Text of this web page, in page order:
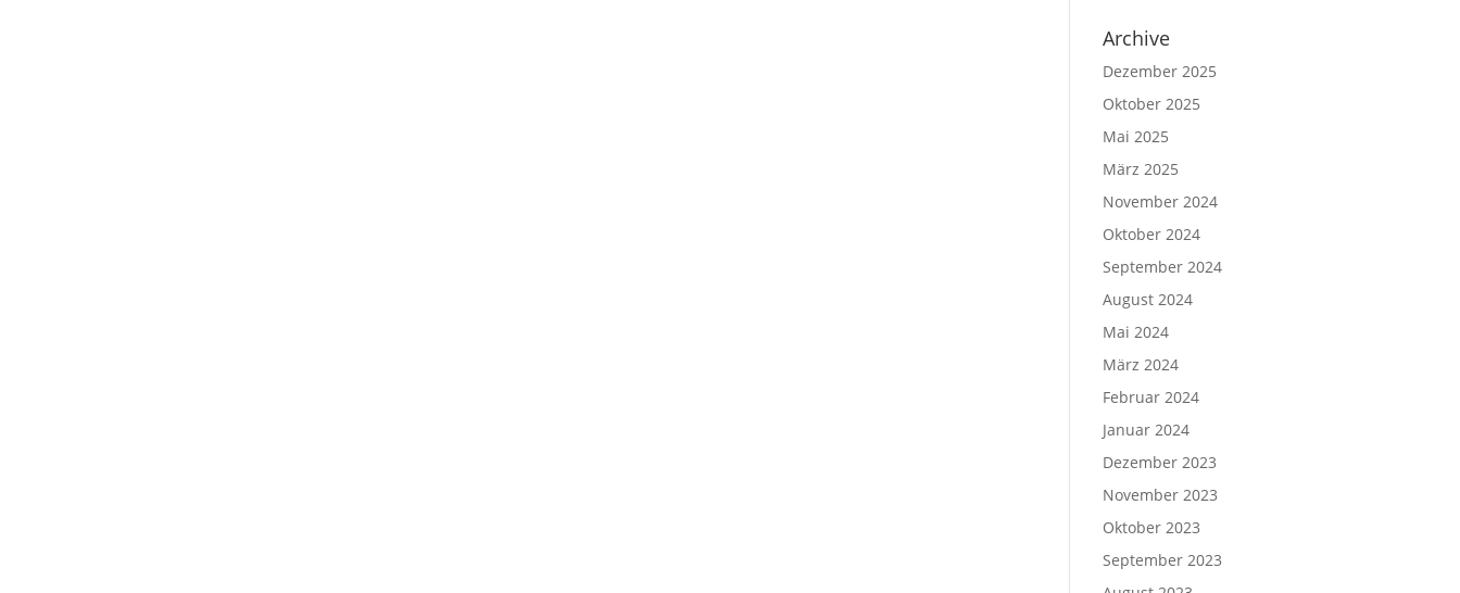
Archive
Dezember 2025
Oktober 2025
Mai 2025
März 2025
November 2024
Oktober 2024
September 2024
August 2024
Mai 2024
März 2024
Februar 2024
Januar 2024
Dezember 2023
November 2023
Oktober 2023
September 2023